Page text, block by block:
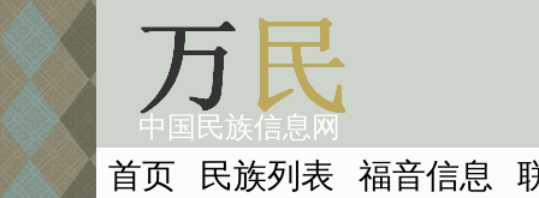
中国民族信息网
首页 民族列表 福音信息